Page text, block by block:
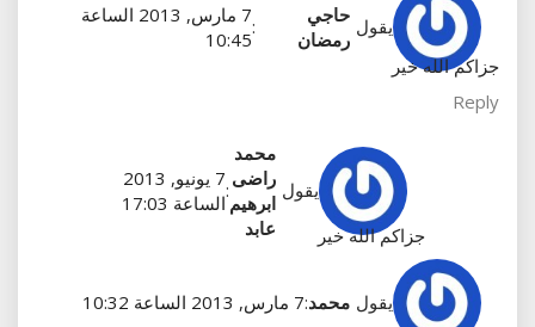
يقول
حاجي
رمضان
:
7 مارس, 2013 الساعة
10:45
جزاكم الله خير
Reply
يقول
محمد
راضى
ابرهيم
عابد
:
7 يونيو, 2013
الساعة 17:03
جزاكم الله خير
يقول محمد:7 مارس, 2013 الساعة 10:32